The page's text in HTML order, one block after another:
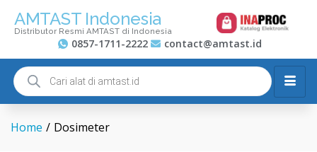
AMTAST Indonesia
Distributor Resmi AMTAST di Indonesia
0857-1711-2222 contact@amtast.id
Home / Dosimeter